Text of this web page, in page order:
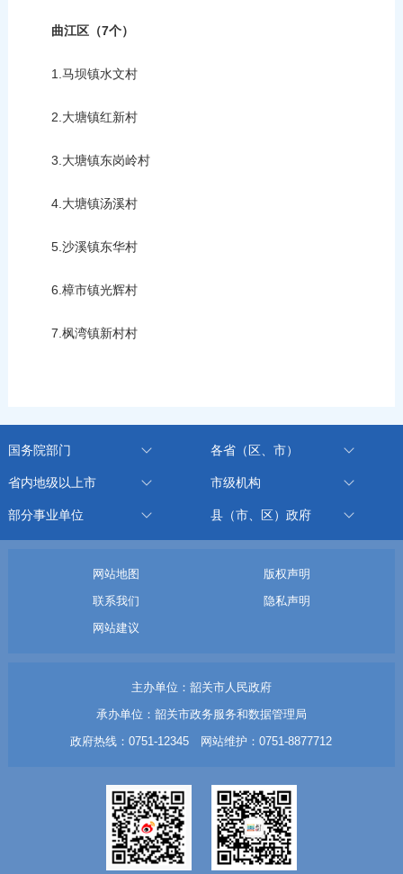
曲江区（7个）
1.马坝镇水文村
2.大塘镇红新村
3.大塘镇东岗岭村
4.大塘镇汤溪村
5.沙溪镇东华村
6.樟市镇光辉村
7.枫湾镇新村村
国务院部门 各省（区、市）
省内地级以上市 市级机构
部分事业单位 县（市、区）政府
网站地图
版权声明
联系我们
隐私声明
网站建议
主办单位：韶关市人民政府
承办单位：韶关市政务服务和数据管理局
政府热线：0751-12345 网站维护：0751-8877712